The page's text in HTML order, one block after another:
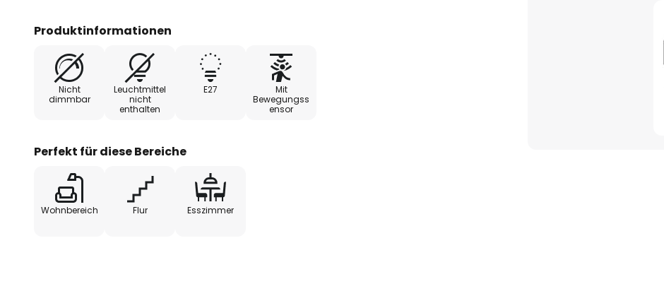
- Zeiteinstellung: 10 sec bis 12 min
- Lichtintensität: 3-2.000 Lux
- Installationshöhe: 2-6 m
Produktinformationen
Nicht
dimmbar
Leuchtmittel
nicht
enthalten
E27
Mit
Bewegungss
ensor
Perfekt für diese Bereiche
Wohnbereich Flur Esszimmer